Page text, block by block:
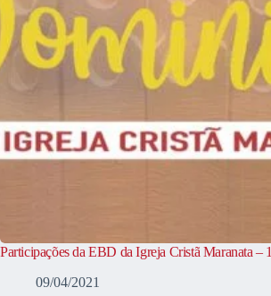
Participações da EBD da Igreja Cristã Maranata –
09/04/2021